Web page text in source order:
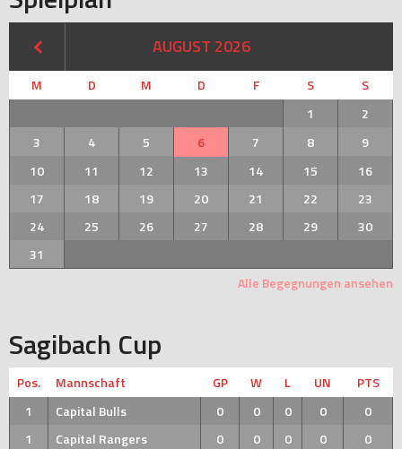
AUGUST 2026
M D M D F S
S
1
2
3
4 5 6 7 8
9
10
11 12 13 14 15
16
17
18 19 20 21 22
23
24
25 26 27 28 29
30
31
Alle Begegnungen ansehen
Sagibach Cup
Pos. Mannschaft GP W L UN
PTS
1
Capital Bulls 0 0 0 0
0
1
Capital Rangers 0 0 0 0 0